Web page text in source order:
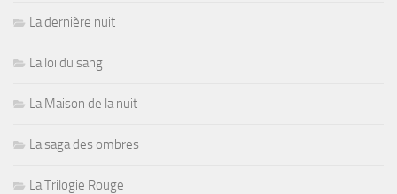
La dernière nuit
La loi du sang
La Maison de la nuit
La saga des ombres
La Trilogie Rouge